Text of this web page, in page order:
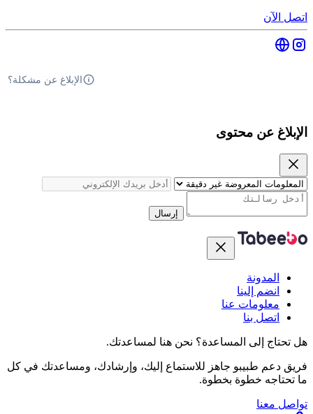
اتصل الآن
الإبلاغ عن مشكلة؟
الإبلاغ عن محتوى
إرسال
المدونة
انضم إلينا
معلومات عنا
اتصل بنا
هل تحتاج إلى المساعدة؟ نحن هنا لمساعدتك.
فريق دعم طبيبو جاهز للاستماع إليك، وإرشادك، ومساعدتك في كل
ما تحتاجه خطوة بخطوة.
تواصل معنا